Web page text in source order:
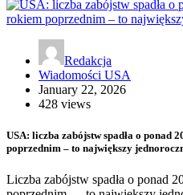
Redakcja
Wiadomości USA
January 22, 2026
428 views
USA: liczba zabójstw spadła o ponad
poprzednim – to największy
Liczba zabójstw spadła o ponad